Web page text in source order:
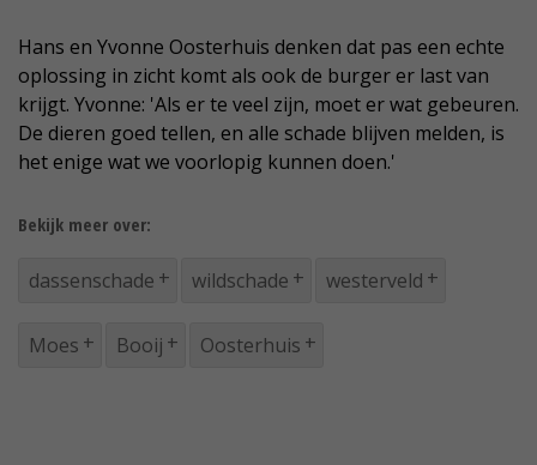
Hans en Yvonne Oosterhuis denken dat pas een echte
oplossing in zicht komt als ook de burger er last van
krijgt. Yvonne: 'Als er te veel zijn, moet er wat gebeuren.
De dieren goed tellen, en alle schade blijven melden, is
het enige wat we voorlopig kunnen doen.'
Bekijk meer over:
dassenschade wildschade westerveld
Moes Booij Oosterhuis